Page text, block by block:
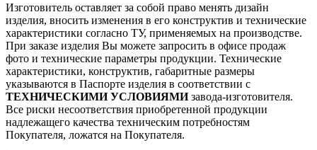
Изготовитель оставляет за собой право менять дизайн
изделия, вносить изменения в его конструктив и технические
характеристики согласно ТУ, применяемых на производстве.
При заказе изделия Вы можете запросить в офисе продаж
фото и технические параметры продукции. Технические
характеристики, конструктив, габаритные размеры
указываются в Паспорте изделия в соответствии с
ТЕХНИЧЕСКИМИ УСЛОВИЯМИзавода-изготовителя.
Все риски несоответствия приобретенной продукции
надлежащего качества техническим потребностям
Покупателя, ложатся на Покупателя.